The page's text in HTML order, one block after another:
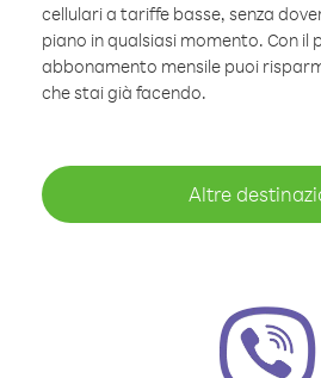
cellulari a tariffe basse, senza
piano in qualsiasi momento. Con il
abbonamento mensile puoi
che stai già facendo.
Altre